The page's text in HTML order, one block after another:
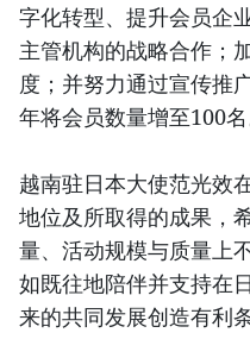
字化转型、提升会员企
主管机构的战略合作；
度；并努力通过宣传推
年将会员数量增至100名
越南驻日本大使范光效
地位及所取得的成果，
量、活动规模与质量上
如既往地陪伴并支持在
来的共同发展创造有利条